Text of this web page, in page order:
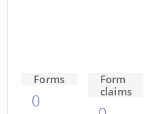
Forms
0
Form
claims